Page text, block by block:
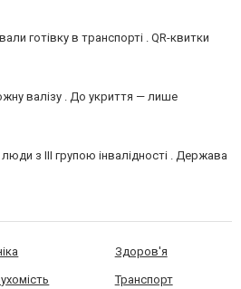
готівку в транспорті . QR-квитки
валізу . До укриття — лише
з III групою інвалідності . Держава
Здоров'я
Транспорт